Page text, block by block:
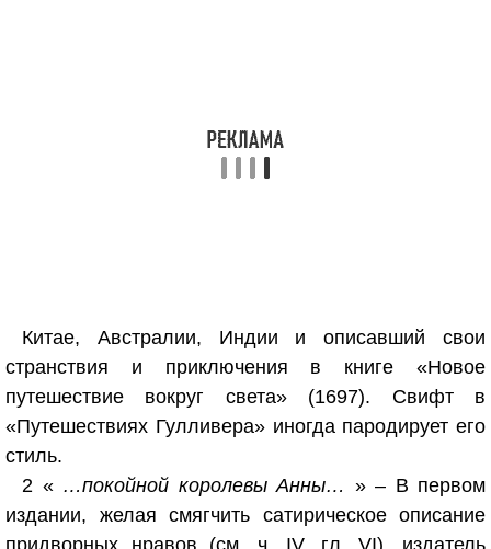
Китае, Австралии, Индии и описавший свои
странствия и приключения в книге «Новое
путешествие вокруг света» (1697). Свифт в
«Путешествиях Гулливера» иногда пародирует его
стиль.
2 « …покойной королевы Анны… » – В первом
издании, желая смягчить сатирическое описание
придворных нравов (см. ч. IV, гл. VI), издатель